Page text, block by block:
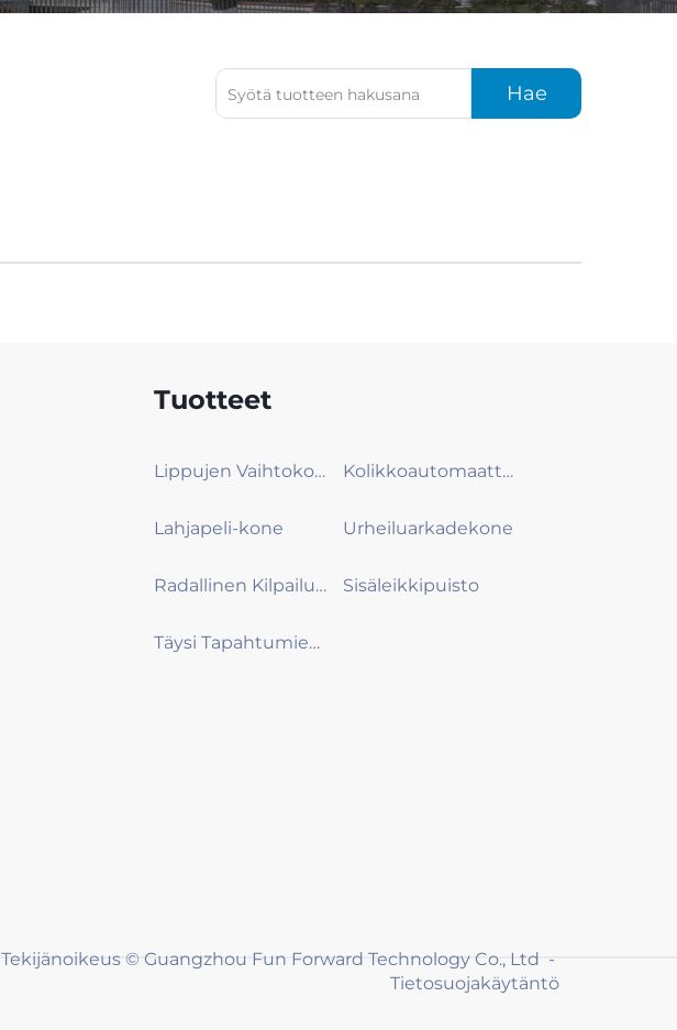
Hae
Tuotteet
Lippujen Vaihtokone Kolikkoautomaattinen Valokuvakoppi
Lahjapeli-kone Urheiluarkadekone
Radallinen Kilpailupeli Sisäleikkipuisto
Täysi Tapahtumien Suunnittelu
Tekijänoikeus © Guangzhou Fun Forward Technology Co., Ltd -
Tietosuojakäytäntö